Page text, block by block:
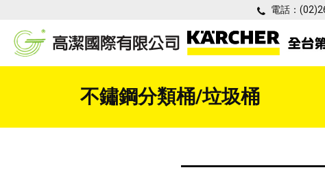
電話：
不鏽鋼分類桶/垃圾桶